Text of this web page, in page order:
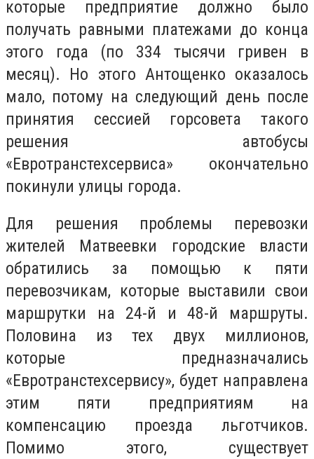
которые предприятие должно было
получать равными платежами до конца
этого года (по 334 тысячи гривен в
месяц). Но этого Антощенко оказалось
мало, потому на следующий день после
принятия сессией горсовета такого
решения автобусы
«Евротранстехсервиса» окончательно
покинули улицы города.
Для решения проблемы перевозки
жителей Матвеевки городские власти
обратились за помощью к пяти
перевозчикам, которые выставили свои
маршрутки на 24-й и 48-й маршруты.
Половина из тех двух миллионов,
которые предназначались
«Евротранстехсервису», будет направлена
этим пяти предприятиям на
компенсацию проезда льготчиков.
Помимо этого, существует